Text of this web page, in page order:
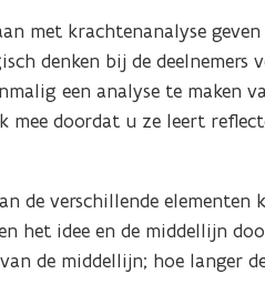
met krachtenanalyse
denken bij de
een analyse te maken
mee doordat u ze leert
de verschillende elementen
het idee en de middellijn
de middellijn; hoe langer